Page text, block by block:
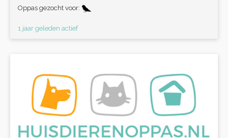
Oppas gezocht voor:
1 jaar geleden actief